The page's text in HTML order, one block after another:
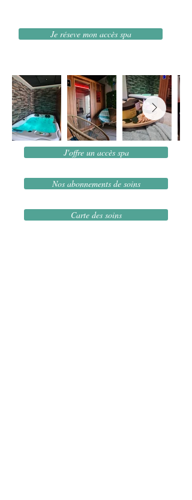
Je réseve mon accès spa
J'offre un accès spa
Nos abonnements de soins
Carte des soins